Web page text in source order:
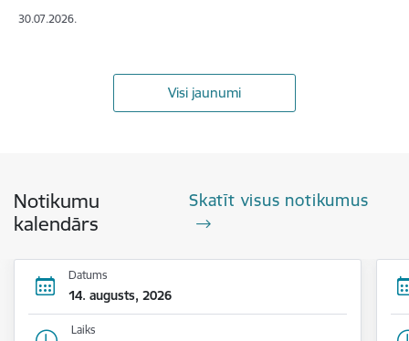
30.07.2026.
Visi jaunumi
Notikumu
kalendārs
Skatīt visus notikumus
Datums
14. augusts, 2026
Laiks